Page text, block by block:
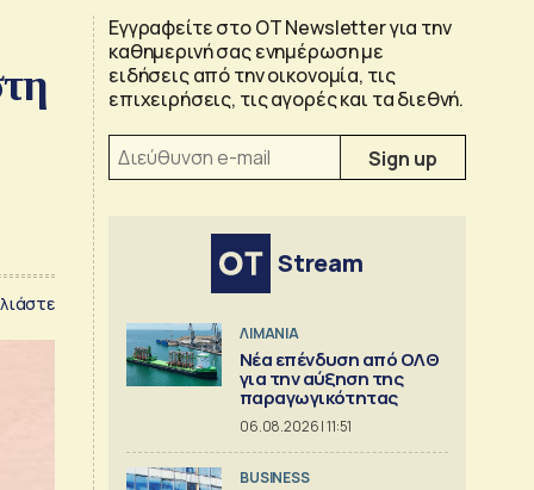
Εγγραφείτε στο OT Newsletter για την
καθημερινή σας ενημέρωση με
ειδήσεις από την οικονομία, τις
επιχειρήσεις, τις αγορές και τα διεθνή.
Stream
ΛΙΜΑΝΙΑ
Νέα επένδυση από ΟΛΘ
για την αύξηση της
παραγωγικότητας
06.08.2026 | 11:51
BUSINESS